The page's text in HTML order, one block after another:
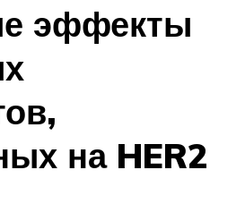
эффекты
на HER2